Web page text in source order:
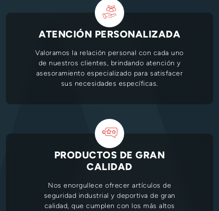
ATENCIÓN PERSONALIZADA
Valoramos la relación personal con cada uno
de nuestros clientes, brindando atención y
asesoramiento especializado para satisfacer
sus necesidades específicas.
PRODUCTOS DE GRAN
CALIDAD
Nos enorgullece ofrecer artículos de
seguridad industrial y deportiva de gran
calidad, que cumplen con los más altos